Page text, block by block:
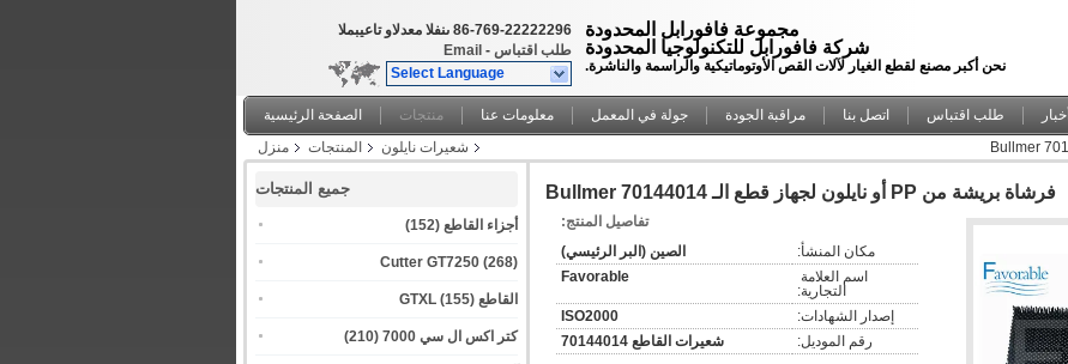
مجموعة فافورابل المحدودة
شركة فافورابل للتكنولوجيا المحدودة
نحن أكبر مصنع لقطع الغيار لآلات القص الأوتوماتيكية والراسمة والناشرة.
المبيعات والدعم الفنى 86-769-22222296
طلب اقتباس -
Email
Select Language
الصفحة الرئيسية منتجات معلومات عنا جولة في المعمل مراقبة الجودة اتصل بنا طلب اقتباس
أخبار
منزل
المنتجات شعيرات نايلون
جميع المنتجات
أجزاء القاطع (152)
Cutter GT7250 (268)
القاطع GTXL (155)
كتر اكس ال سي 7000 (210)
فرشاة بريشة من PP أو نايلون لجهاز قطع الـ Bullmer 70144014
تفاصيل المنتج:
مكان المنشأ:
الصين (البر الرئيسي)
التجارية:
Favorable
إصدار الشهادات:
ISO2000
رقم الموديل:
شعيرات القاطع 70144014